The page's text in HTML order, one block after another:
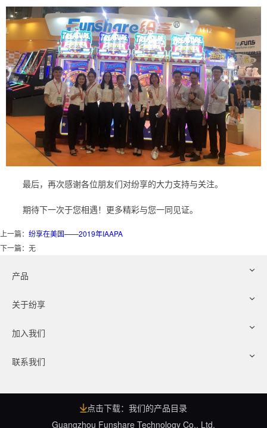
最后，再次感谢各位朋友们对纷享的大力支持与关注。
期待下一次于您相遇！更多精彩与您一同见证。
上一篇： 纷享在美国——2019年IAAPA
下一篇：无
产品
关于纷享
加入我们
联系我们
点击下载：我们的产品目录
Guangzhou Funshare Technology Co., Ltd.